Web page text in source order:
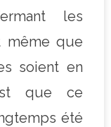
les
même que
soient en
que ce
été